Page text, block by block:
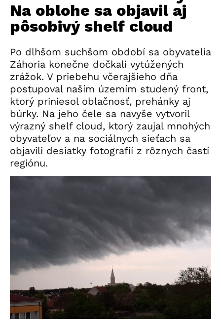
Na oblohe sa objavil aj
pôsobivý shelf cloud
Po dlhšom suchšom období sa obyvatelia
Záhoria konečne dočkali vytúžených
zrážok. V priebehu včerajšieho dňa
postupoval naším územím studený front,
ktorý priniesol oblačnosť, prehánky aj
búrky. Na jeho čele sa navyše vytvoril
výrazný shelf cloud, ktorý zaujal mnohých
obyvateľov a na sociálnych sieťach sa
objavili desiatky fotografií z rôznych častí
regiónu.